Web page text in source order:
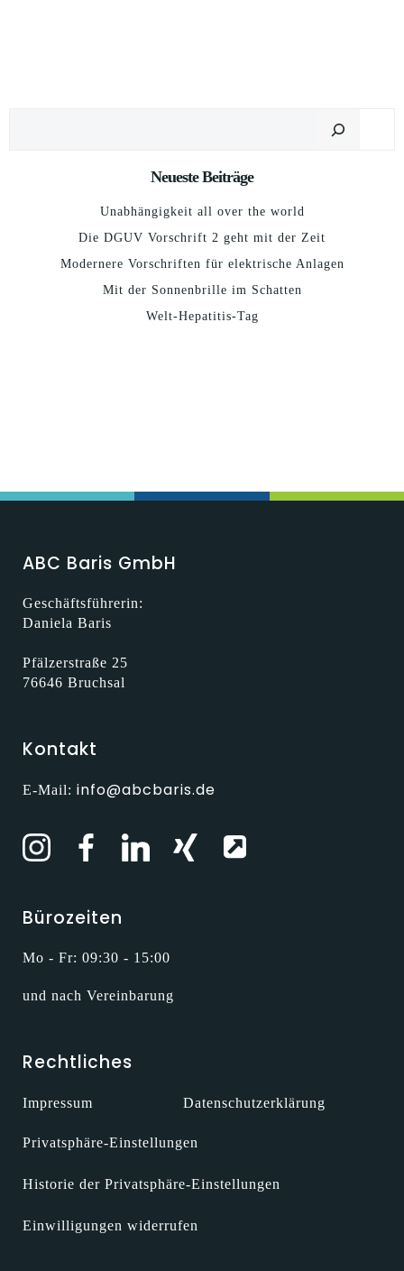
Neueste Beiträge
Unabhängigkeit all over the world
Die DGUV Vorschrift 2 geht mit der Zeit
Modernere Vorschriften für elektrische Anlagen
Mit der Sonnenbrille im Schatten
Welt-Hepatitis-Tag
ABC Baris GmbH
Geschäftsführerin:
Daniela Baris
Pfälzerstraße 25
76646 Bruchsal
Kontakt
E-Mail: info@abcbaris.de
Bürozeiten
Mo - Fr: 09:30 - 15:00
und nach Vereinbarung
Rechtliches
Impressum Datenschutzerklärung
Privatsphäre-Einstellungen
Historie der Privatsphäre-Einstellungen
Einwilligungen widerrufen